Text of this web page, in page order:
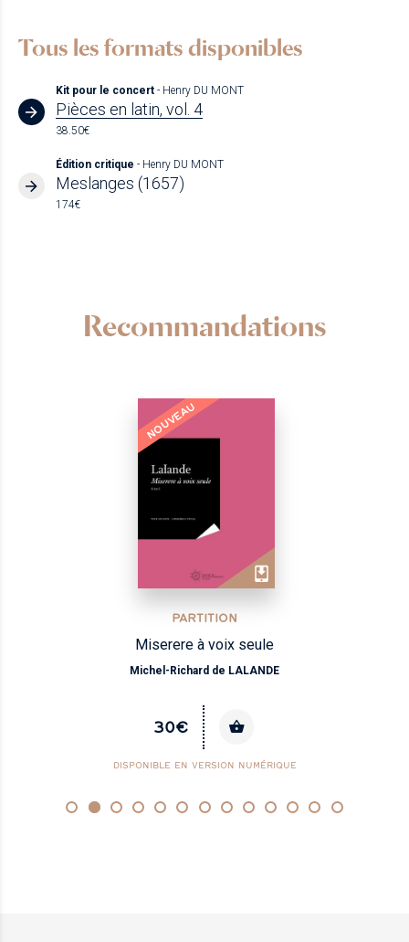
Tous les formats disponibles
Kit pour le concert - Henry DU MONT
Pièces en latin, vol. 4
38.50€
Édition critique - Henry DU MONT
Meslanges (1657)
174€
Recommandations
NOUVEAU
PARTITION
Miserere à voix seule
Michel-Richard de LALANDE
30€
DISPONIBLE EN VERSION NUMÉRIQUE